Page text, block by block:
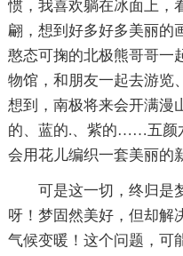
惯，我喜欢躺在冰面上，
翩，想到好多好多美丽的
憨态可掬的北极熊哥哥一
物馆，和朋友一起去游览
想到，南极将来会开满漫
的、蓝的.、紫的……五颜
会用花儿编织一套美丽的
可是这一切，终归是
呀！梦固然美好，但却解
气候变暖！这个问题，可